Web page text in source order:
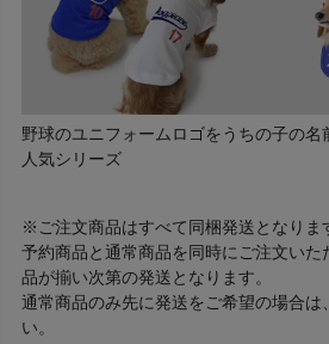
野球のユニフォームロゴをうちの子の名
人気シリーズ
※ご注文商品はすべて同梱発送となりま
予約商品と通常商品を同時にご注文いた
品が揃い次第の発送となります。
通常商品のみ先に発送をご希望の場合は
い。